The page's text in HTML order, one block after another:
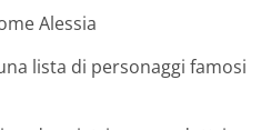
Alessia
lista di personaggi famosi